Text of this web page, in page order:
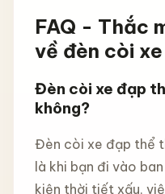
FAQ - Thắc
về đèn còi
Đèn còi xe đạp
không?
Đèn còi xe đạp thể
là khi bạn đi vào
kiện thời tiết xấu,